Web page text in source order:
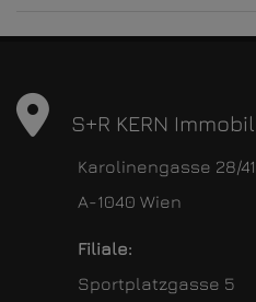
S+R KERN
Karolinengasse 28/41
A-1040 Wien
Filiale:
Sportplatzgasse 5